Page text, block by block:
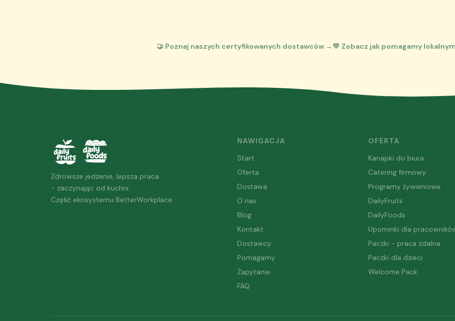
🤝 Poznaj naszych certyfikowanych dostawców → 💚 Zobacz jak pomagamy
Zdrowsze jedzenie, lepsza praca
- zaczynając od kuchni.
Część ekosystemu BetterWorkplace.
NAWIGACJA
Start
Oferta
Dostawa
O nas
Blog
Kontakt
Dostawcy
Pomagamy
Zapytanie
FAQ
OFERTA
Kanapki do biura
Catering firmowy
Programy żywieniowe
DailyFruits
DailyFoods
Upominki dla
Paczki - praca zdalna
Paczki dla dzieci
Welcome Pack